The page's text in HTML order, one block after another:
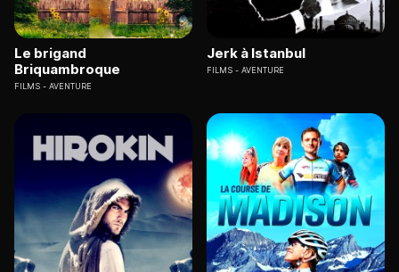
Le brigand
Briquambroque
FILMS AVENTURE
Jerk à Istanbul
FILMS AVENTURE